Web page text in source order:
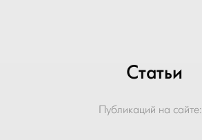
Статьи
Публикаций на сайте: